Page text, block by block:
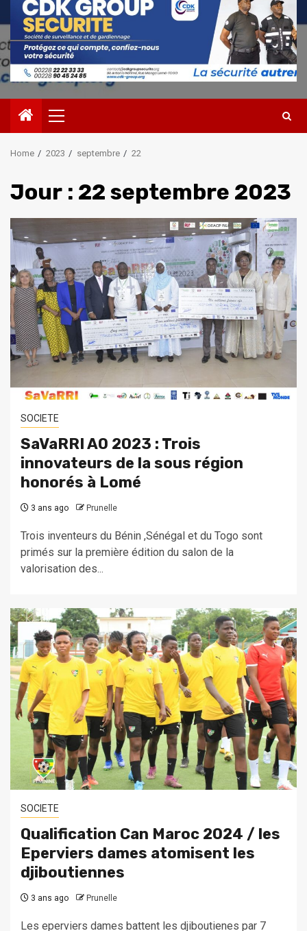
Primary
Menu
Home 2023 septembre 22
Jour : 22 septembre 2023
SOCIETE
SaVaRRI AO 2023 : Trois
innovateurs de la sous région
honorés à Lomé
3 ans ago Prunelle
Trois inventeurs du Bénin ,Sénégal et du Togo sont
primés sur la première édition du salon de la
valorisation des...
SOCIETE
Qualification Can Maroc 2024 / les
Eperviers dames atomisent les
djiboutiennes
3 ans ago Prunelle
Les eperviers dames battent les djiboutienes par 7